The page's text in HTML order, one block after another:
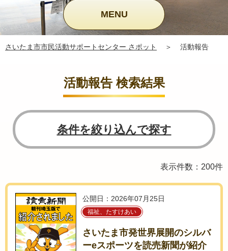
MENU
さいたま市市民活動サポートセンター さポット ＞ 活動報告
活動報告 検索結果
条件を絞り込んで探す
表示件数：200件
公開日：2026年07月25日
福祉、たすけあい
さいたま市発世界展開のシルバ
ーeスポーツを読売新聞が紹介